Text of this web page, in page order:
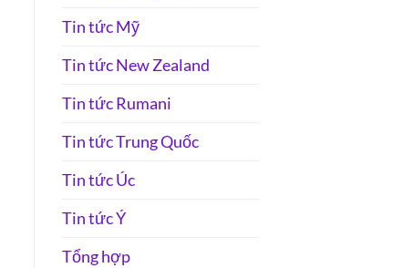
Tin tức Mỹ
Tin tức New Zealand
Tin tức Rumani
Tin tức Trung Quốc
Tin tức Úc
Tin tức Ý
Tổng hợp